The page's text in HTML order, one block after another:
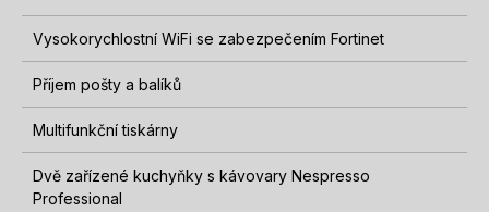
Vysokorychlostní WiFi se zabezpečením Fortinet
Příjem pošty a balíků
Multifunkční tiskárny
Dvě zařízené kuchyňky s kávovary Nespresso
Professional